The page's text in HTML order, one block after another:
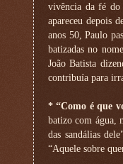
vivência da fé
apareceu depois
anos 50, Paulo
batizadas no
João Batista
contribuía para
* “Como é que
batizo com água,
das sandálias
“Aquele sobre